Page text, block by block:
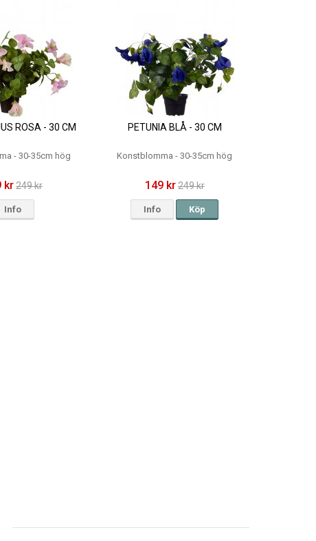
ROSA - 30 CM
- 30-35cm hög
kr249 kr
Info
PETUNIA BLÅ - 30 CM
Konstblomma - 30-35cm hög
149 kr249 kr
Info Köp